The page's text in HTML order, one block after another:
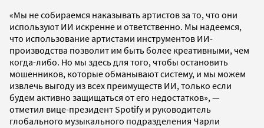
«Мы не собираемся наказывать артистов за то, что они
используют ИИ искренне и ответственно. Мы надеемся,
что использование артистами инструментов ИИ-
производства позволит им быть более креативными, чем
когда-либо. Но мы здесь для того, чтобы остановить
мошенников, которые обманывают систему, и мы можем
извлечь выгоду из всех преимуществ ИИ, только если
будем активно защищаться от его недостатков», —
отметил вице-президент Spotify и руководитель
глобального музыкального подразделения Чарли